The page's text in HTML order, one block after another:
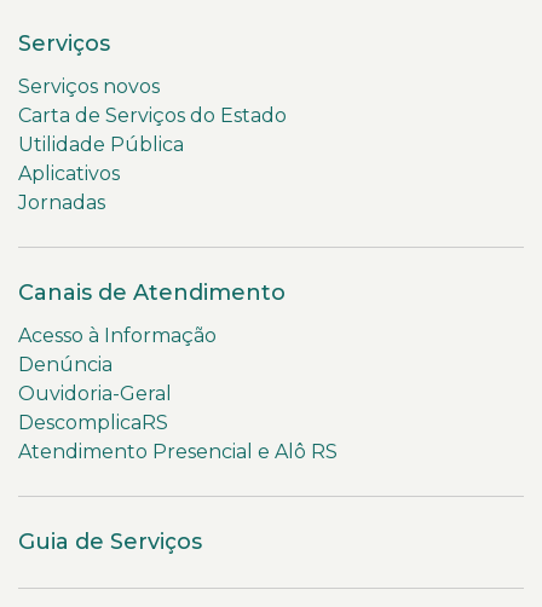
Serviços
Serviços novos
Carta de Serviços do Estado
Utilidade Pública
Aplicativos
Jornadas
Canais de Atendimento
Acesso à Informação
Denúncia
Ouvidoria-Geral
DescomplicaRS
Atendimento Presencial e Alô RS
Guia de Serviços